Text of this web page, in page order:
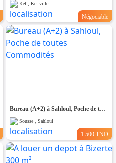
Kef , Kef ville
Négociable
Bureau (A+2) à Sahloul, Poche de toutes Commodités
Sousse , Sahloul
1.500 TND